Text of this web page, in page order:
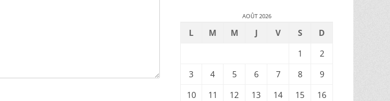
AOÛT 2026
L M M J V S
D
1
2
3
4 5 6 7 8
9
10
11 12 13 14 15
16